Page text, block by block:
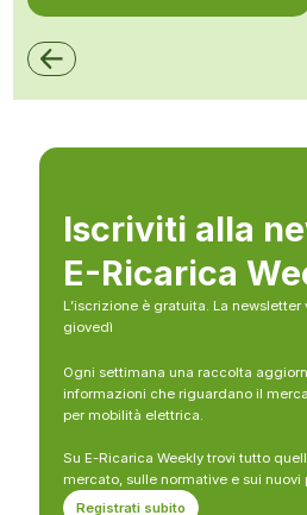
Iscriviti alla
E-Ricarica
L’iscrizione è gratuita. La
giovedì
Ogni settimana una raccolta
informazioni che riguardano il
per mobilità elettrica.
Su E-Ricarica Weekly trovi tutto
mercato, sulle normative e sui nuovi
Registrati subito